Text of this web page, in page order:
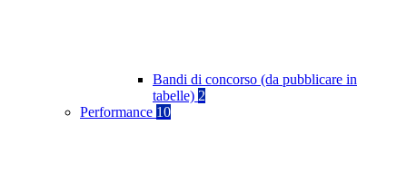
Bandi di concorso (da pubblicare in
tabelle) 2
Performance 10